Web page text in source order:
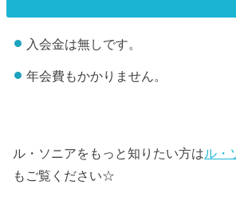
入会金は無しです。
年会費もかかりません。
ル・ソニアをもっと知りたい方はル・
もご覧ください☆